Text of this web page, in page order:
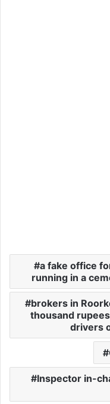
a fake office
running in a
brokers in
thousand
drivers
Inspector in-